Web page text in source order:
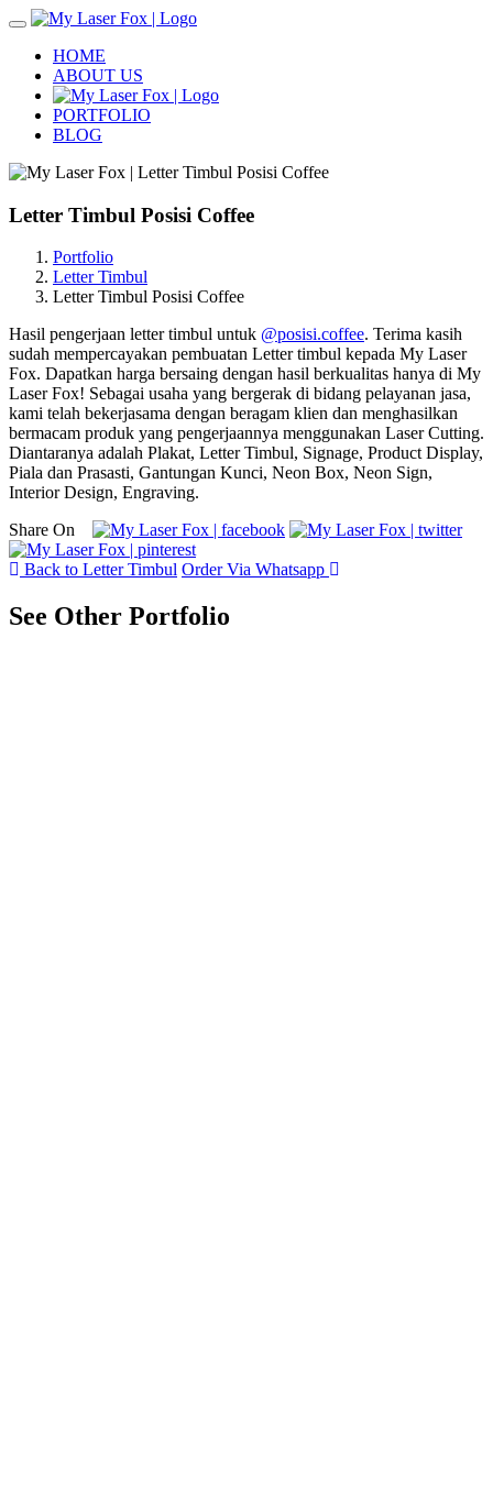
Toggle
navigation
HOME
ABOUT US
PORTFOLIO
BLOG
Letter Timbul Posisi Coffee
Portfolio
Letter Timbul
Letter Timbul Posisi Coffee
Hasil pengerjaan letter timbul untuk @posisi.coffee. Terima kasih
sudah mempercayakan pembuatan Letter timbul kepada My Laser
Fox. Dapatkan harga bersaing dengan hasil berkualitas hanya di My
Laser Fox! Sebagai usaha yang bergerak di bidang pelayanan jasa,
kami telah bekerjasama dengan beragam klien dan menghasilkan
bermacam produk yang pengerjaannya menggunakan Laser Cutting.
Diantaranya adalah Plakat, Letter Timbul, Signage, Product Display,
Piala dan Prasasti, Gantungan Kunci, Neon Box, Neon Sign,
Interior Design, Engraving.
Share On
Back to Letter Timbul Order Via Whatsapp
See Other Portfolio